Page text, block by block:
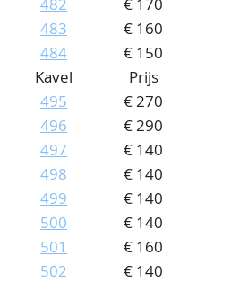
483
€ 160
484
€ 150
Kavel
Prijs
495
€ 270
496
€ 290
497
€ 140
498
€ 140
499
€ 140
500
€ 140
501
€ 160
502
€ 140